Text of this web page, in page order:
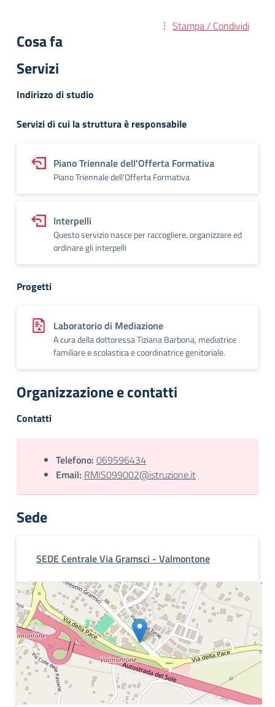
Stampa / Condividi
Cosa fa
Servizi
Indirizzo di studio
Servizi di cui la struttura è responsabile
Piano Triennale dell'Offerta Formativa
Piano Triennale dell'Offerta Formativa
Interpelli
Questo servizio nasce per raccogliere, organizzare ed
ordinare gli interpelli
Progetti
Laboratorio di Mediazione
A cura della dottoressa Tiziana Barbona, mediatrice
familiare e scolastica e coordinatrice genitoriale.
Organizzazione e contatti
Contatti
Telefono: 069596434
Email: RMIS099002@istruzione.it
Sede
SEDE Centrale Via Gramsci - Valmontone